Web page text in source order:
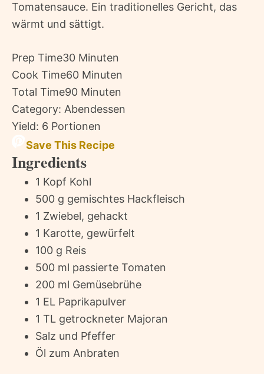
Tomatensauce. Ein traditionelles Gericht, das
wärmt und sättigt.
Prep Time30 Minuten
Cook Time60 Minuten
Total Time90 Minuten
Category: Abendessen
Yield: 6 Portionen
Save This Recipe
Ingredients
1 Kopf Kohl
500 g gemischtes Hackfleisch
1 Zwiebel, gehackt
1 Karotte, gewürfelt
100 g Reis
500 ml passierte Tomaten
200 ml Gemüsebrühe
1 EL Paprikapulver
1 TL getrockneter Majoran
Salz und Pfeffer
Öl zum Anbraten